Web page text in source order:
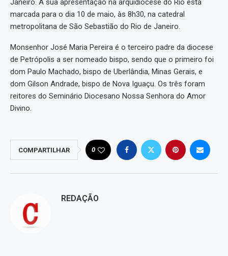
Janeiro. A sua apresentação na arquidiocese do Rio está
marcada para o dia 10 de maio, às 8h30, na catedral
metropolitana de São Sebastião do Rio de Janeiro.
Monsenhor José Maria Pereira é o terceiro padre da diocese
de Petrópolis a ser nomeado bispo, sendo que o primeiro foi
dom Paulo Machado, bispo de Uberlândia, Minas Gerais, e
dom Gilson Andrade, bispo de Nova Iguaçu. Os três foram
reitores do Seminário Diocesano Nossa Senhora do Amor
Divino.
COMPARTILHAR 0
REDAÇÃO